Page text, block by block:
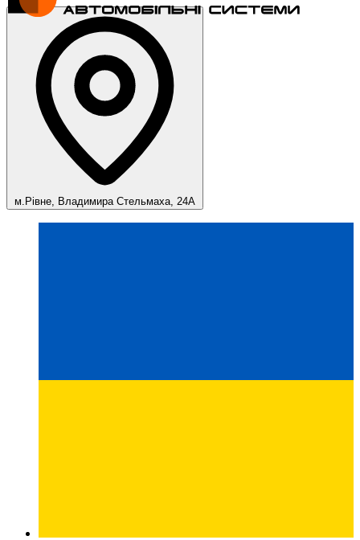
м.Рівне, Владимира Стельмаха, 24А